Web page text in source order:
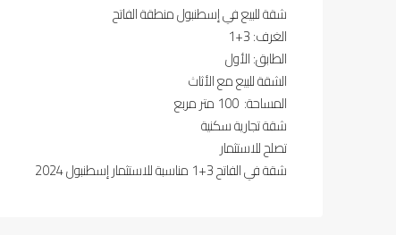
شقة للبيع في إسطنبول منطقة الفاتح
الغرف: 3+1
الطابق: الأول
الشقة للبيع مع الأثاث
المساحة: 100 متر مربع
شقة تجارية سكنية
تصلح للاستثمار
شقة في الفاتح 3+1 مناسبة للاستثمار إسطنبول 2024